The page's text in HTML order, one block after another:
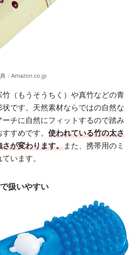
： Amazon.co.jp
（もうそうちく）や真竹などの青
です。天然素材ならではの自然な
チに自然にフィットするので踏み
すめです。 使われている竹の太さ
が変わります。また、携帯用のミ
います。
扱いやすい